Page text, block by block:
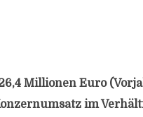
Millionen Euro
im